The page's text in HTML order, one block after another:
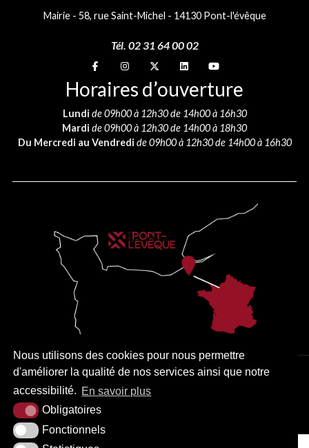
Nous utilisons des cookies pour nous permettre
d'améliorer la qualité de nos services ainsi que notre
accessibilité. En savoir plus
Obligatoires
Fonctionnels
Mairie - 58, rue Saint-Michel - 14130 Pont-l'évêque
Tél. 02 31 64 00 02
Suivez-nous sur
Suivez-nous sur
Suivez-nous sur
Suivez-nous sur
Suivez-nous sur
Horaires d’ouverture
Lundi de 09h00 à 12h30 de 14h00 à 16h30
Mardi de 09h00 à 12h30 de 14h00 à 18h30
Du Mercredi au Vendredi de 09h00 à 12h30 de 14h00 à 16h30
PLAN DU SITE MENTIONS LÉGALES ACCESSIBILITÉ